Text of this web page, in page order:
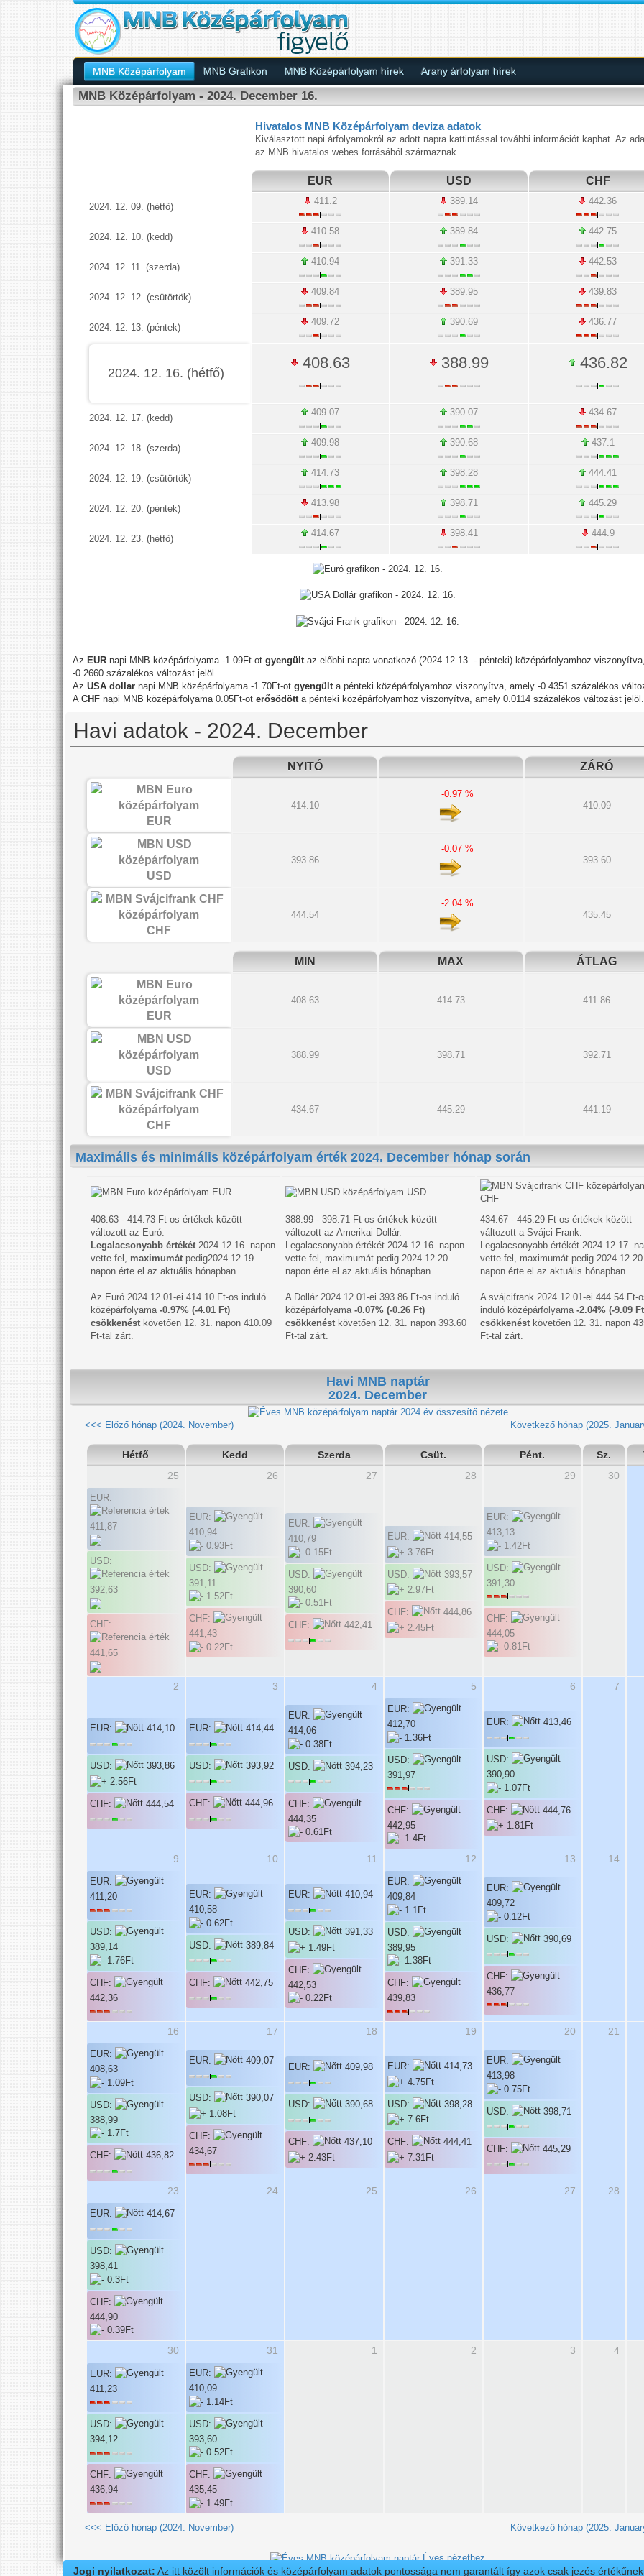
MNB Középárfolyam MNB Grafikon MNB Középárfolyam hírek Arany árfolyam hírek
MNB Középárfolyam - 2024. December 16.
Hivatalos MNB Középárfolyam deviza adatok
Kiválasztott napi árfolyamokról az adott napra kattintással további információt kaphat. Az
az MNB hivatalos webes forrásából származnak.
EUR USD CHF
2024. 12. 09. (hétfő)
411.2 389.14 442.36
2024. 12. 10. (kedd)
410.58 389.84 442.75
2024. 12. 11. (szerda)
410.94 391.33 442.53
2024. 12. 12. (csütörtök)
409.84 389.95 439.83
2024. 12. 13. (péntek)
409.72 390.69 436.77
2024. 12. 16. (hétfő)
408.63 388.99 436.82
2024. 12. 17. (kedd)
409.07 390.07 434.67
2024. 12. 18. (szerda)
409.98 390.68 437.1
2024. 12. 19. (csütörtök)
414.73 398.28 444.41
2024. 12. 20. (péntek)
413.98 398.71 445.29
2024. 12. 23. (hétfő)
414.67 398.41 444.9
Az EUR napi MNB középárfolyama -1.09Ft-ot gyengült az előbbi napra vonatkozó (2024.12.13. - pénteki) középárfolyamhoz
-0.2660 százalékos változást jelöl.
Az USA dollar napi MNB középárfolyama -1.70Ft-ot gyengült a pénteki középárfolyamhoz viszonyítva, amely -0.4351 százalékos
A CHF napi MNB középárfolyama 0.05Ft-ot erősödött a pénteki középárfolyamhoz viszonyítva, amely 0.0114 százalékos változást jelöl.
Havi adatok - 2024. December
NYITÓ ZÁRÓ
EUR
414.10
-0.97 %
410.09
USD
393.86
-0.07 %
393.60
CHF
444.54
-2.04 %
435.45
MIN MAX ÁTLAG
EUR
408.63 414.73 411.86
USD
388.99 398.71 392.71
CHF
434.67 445.29 441.19
Maximális és minimális középárfolyam érték 2024. December hónap során
EUR USD
CHF
408.63 - 414.73 Ft-os értékek között
változott az Euró.
Legalacsonyabb értékét2024.12.16. napon
vette fel, maximumátpedig2024.12.19.
napon érte el az aktuális hónapban.
Az Euró 2024.12.01-ei 414.10 Ft-os induló
középárfolyama -0.97% (-4.01 Ft)
csökkenéstkövetően 12. 31. napon 410.09
Ft-tal zárt.
388.99 - 398.71 Ft-os értékek között
változott az Amerikai Dollár.
Legalacsonyabb értékét 2024.12.16. napon
vette fel, maximumát pedig 2024.12.20.
napon érte el az aktuális hónapban.
A Dollár 2024.12.01-ei 393.86 Ft-os induló
középárfolyama -0.07% (-0.26 Ft)
csökkenéstkövetően 12. 31. napon 393.60
Ft-tal zárt.
434.67 - 445.29 Ft-os értékek között
változott a Svájci Frank.
Legalacsonyabb értékét 2024.12.17.
vette fel, maximumát pedig
napon érte el az aktuális hónapban.
A svájcifrank 2024.12.01-ei 444.54 Ft-
induló középárfolyama -2.04% (-9.09
csökkenéstkövetően 12. 31. napon
Ft-tal zárt.
Havi MNB naptár
2024. December
2024 év összesítő nézete
<<< Előző hónap (2024. November)
Következő hónap (2025.
Hétfő Kedd Szerda Csüt. Pént. Sz.
25
EUR:
411,87
USD:
392,63
CHF:
441,65
26
EUR:
410,94
USD:
391,11
CHF:
441,43
27
EUR:
410,79
USD:
390,60
CHF: 442,41
28
EUR: 414,55
USD: 393,57
CHF: 444,86
29
EUR:
413,13
USD:
391,30
CHF:
444,05
30
2
EUR: 414,10
USD: 393,86
CHF: 444,54
3
EUR: 414,44
USD: 393,92
CHF: 444,96
4
EUR:
414,06
USD: 394,23
CHF:
444,35
5
EUR:
412,70
USD:
391,97
CHF:
442,95
6
EUR: 413,46
USD:
390,90
CHF: 444,76
7
9
EUR:
411,20
USD:
389,14
CHF:
442,36
10
EUR:
410,58
USD: 389,84
CHF: 442,75
11
EUR: 410,94
USD: 391,33
CHF:
442,53
12
EUR:
409,84
USD:
389,95
CHF:
439,83
13
EUR:
409,72
USD: 390,69
CHF:
436,77
14
16
EUR:
408,63
USD:
388,99
CHF: 436,82
17
EUR: 409,07
USD: 390,07
CHF:
434,67
18
EUR: 409,98
USD: 390,68
CHF: 437,10
19
EUR: 414,73
USD: 398,28
CHF: 444,41
20
EUR:
413,98
USD: 398,71
CHF: 445,29
21
23
EUR: 414,67
USD:
398,41
CHF:
444,90
24 25 26 27 28
30
EUR:
411,23
USD:
394,12
CHF:
436,94
31
EUR:
410,09
USD:
393,60
CHF:
435,45
1 2 3 4
<<< Előző hónap (2024. November) Következő hónap (2025.
Éves nézethez
Jogi nyilatkozat: Az itt közölt információk és középárfolyam adatok pontossága nem garantált így azok csak jezés